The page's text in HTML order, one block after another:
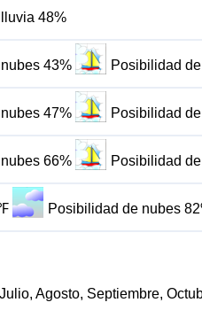
48%
43% Posibilidad
47% Posibilidad
66% Posibilidad
Posibilidad de nubes
Agosto, Septiembre,